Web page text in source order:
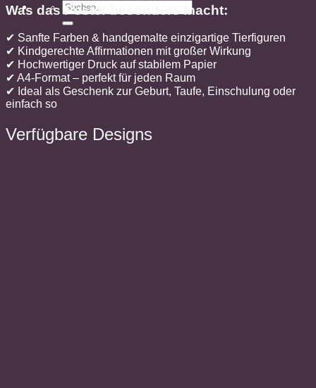
Was das Poster besonders macht:
✔ Sanfte Farben & handgemalte einzigartige Tierfiguren
✔ Kindgerechte Affirmationen mit großer Wirkung
✔ Hochwertiger Druck auf stabilem Papier
✔ A4-Format – perfekt für jeden Raum
✔ Ideal als Geschenk zur Geburt, Taufe, Einschulung oder
einfach so
Verfügbare Designs